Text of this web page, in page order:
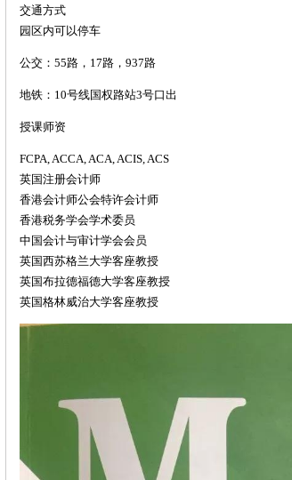
交通方式
园区内可以停车
公交：55路，17路，937路
地铁：10号线国权路站3号口出
授课师资
FCPA, ACCA, ACA, ACIS, ACS
英国注册会计师
香港会计师公会特许会计师
香港税务学会学术委员
中国会计与审计学会会员
英国西苏格兰大学客座教授
英国布拉德福德大学客座教授
英国格林威治大学客座教授